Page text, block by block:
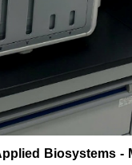
Biosystems -